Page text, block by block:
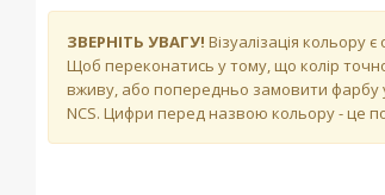
ЗВЕРНІТЬ УВАГУ! Візуалізація кольору
Щоб переконатись у тому, що колір
вживу, або попередньо замовити фарбу у
NCS. Цифри перед назвою кольору - це